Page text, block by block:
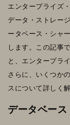
エンタープライズ
データ・ストレー
ータベース・シャ
します。この記事
と、エンタープラ
さらに、いくつか
スについて詳しく
データベー